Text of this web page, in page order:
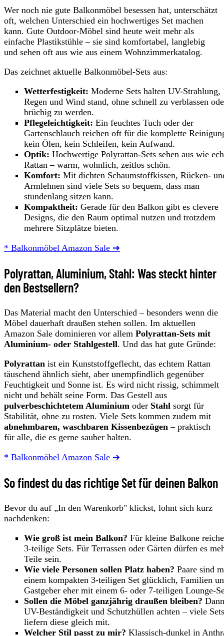
Wer noch nie gute Balkonmöbel besessen hat, unterschätzt
oft, welchen Unterschied ein hochwertiges Set machen
kann. Gute Outdoor-Möbel sind heute weit mehr als
einfache Plastikstühle – sie sind komfortabel, langlebig
und sehen oft aus wie aus einem Wohnzimmerkatalog.
Das zeichnet aktuelle Balkonmöbel-Sets aus:
Wetterfestigkeit: Moderne Sets halten UV-Strahlung,
Regen und Wind stand, ohne schnell zu verblassen
brüchig zu werden.
Pflegeleichtigkeit: Ein feuchtes Tuch oder der
Gartenschlauch reichen oft für die komplette
kein Ölen, kein Schleifen, kein Aufwand.
Optik: Hochwertige Polyrattan-Sets sehen aus wie
Rattan – warm, wohnlich, zeitlos schön.
Komfort: Mit dichten Schaumstoffkissen, Rücken-
Armlehnen sind viele Sets so bequem, dass man
stundenlang sitzen kann.
Kompaktheit: Gerade für den Balkon gibt es clevere
Designs, die den Raum optimal nutzen und trotzdem
mehrere Sitzplätze bieten.
* Balkonmöbel Amazon Sale ➔
Polyrattan, Aluminium, Stahl: Was steckt hinter
den Bestsellern?
Das Material macht den Unterschied – besonders wenn die
Möbel dauerhaft draußen stehen sollen. Im aktuellen
Amazon Sale dominieren vor allem Polyrattan-Sets mit
Aluminium- oder Stahlgestell. Und das hat gute Gründe:
Polyrattan ist ein Kunststoffgeflecht, das echtem Rattan
täuschend ähnlich sieht, aber unempfindlich gegenüber
Feuchtigkeit und Sonne ist. Es wird nicht rissig, schimmelt
nicht und behält seine Form. Das Gestell aus
pulverbeschichtetem Aluminium oder Stahl sorgt für
Stabilität, ohne zu rosten. Viele Sets kommen zudem mit
abnehmbaren, waschbaren Kissenbezügen – praktisch
für alle, die es gerne sauber halten.
* Balkonmöbel Amazon Sale ➔
So findest du das richtige Set für deinen Balkon
Bevor du auf „In den Warenkorb" klickst, lohnt sich kurz
nachdenken:
Wie groß ist mein Balkon? Für kleine Balkone
3-teilige Sets. Für Terrassen oder Gärten dürfen es
Teile sein.
Wie viele Personen sollen Platz haben? Paare sind
einem kompakten 3-teiligen Set glücklich, Familien
Gastgeber eher mit einem 6- oder 7-teiligen Lounge-
Sollen die Möbel ganzjährig draußen bleiben?
UV-Beständigkeit und Schutzhüllen achten – viele Sets
liefern diese gleich mit.
Welcher Stil passt zu mir? Klassisch-dunkel in